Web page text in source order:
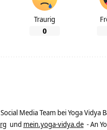
Traurig
0
Media Team bei Yoga
und mein.yoga-vidya.de - An